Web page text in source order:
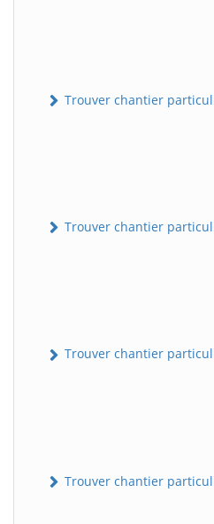
Trouver chantier
Trouver chantier
Trouver chantier
Trouver chantier